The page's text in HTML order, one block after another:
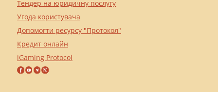
Тендер на юридичну послугу
Угода користувача
Допомогти ресурсу "Протокол"
Кредит онлайн
iGaming Protocol